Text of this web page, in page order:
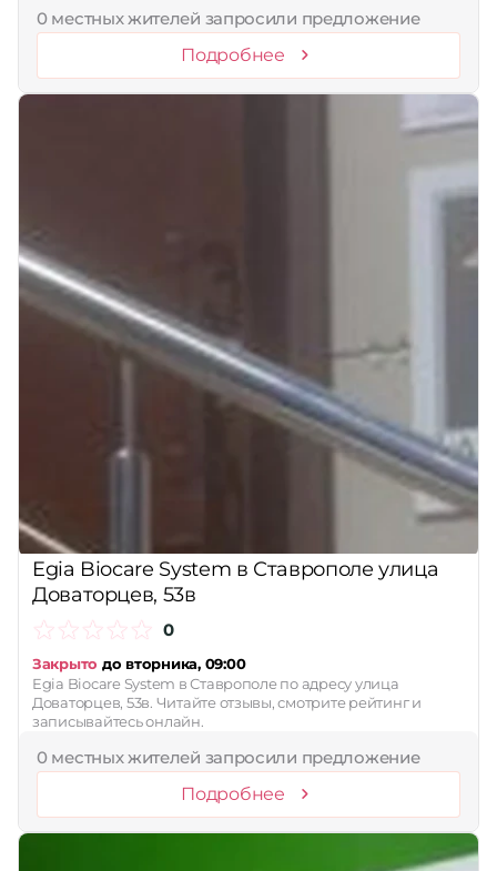
0 местных жителей запросили предложение
Подробнее
Egia Biocare System в Ставрополе улица
Доваторцев, 53в
0
Закрыто до вторника, 09:00
Egia Biocare System в Ставрополе по адресу улица
Доваторцев, 53в. Читайте отзывы, смотрите рейтинг и
записывайтесь онлайн.
0 местных жителей запросили предложение
Подробнее